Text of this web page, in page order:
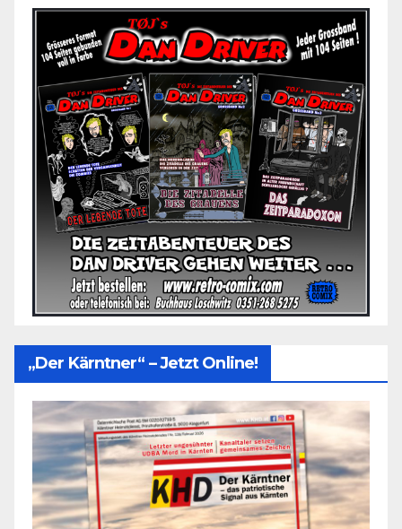
„Der Kärntner“ – Jetzt Online!